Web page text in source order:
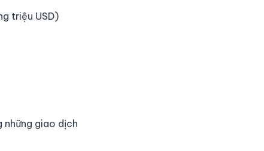
triệu USD)
giao dịch